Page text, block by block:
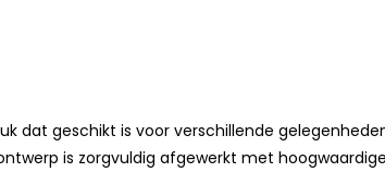
dat geschikt is voor verschillende
is zorgvuldig afgewerkt met